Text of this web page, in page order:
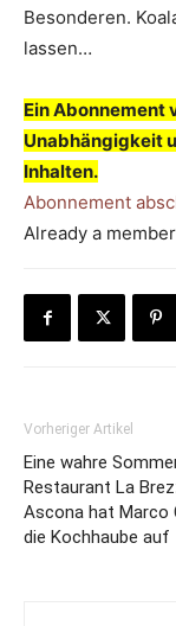
Besonderen.
lassen…
Ein Abonnement
Unabhängigkeit
Inhalten.
Abonnement
Already a
Vorheriger Artikel
Eine wahre
Restaurant La
Ascona hat Marco
die Kochhaube auf